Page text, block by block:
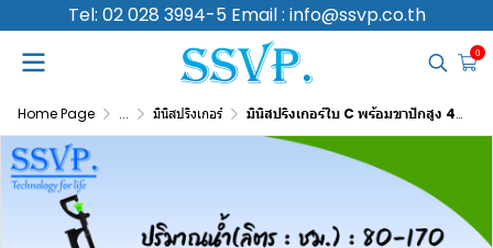
Tel: 02 028 3994-5 Email : info@ssvp.co.th
0
Home Page ... มินิสปริงเกอร์ มินิสปริงเกอร์ใบ C พร้อมขาปักสูง 40 ซม.+ สายไมโครยาว 60 ซม.+ วาล์ว รุ่นน้ำพุ่งไกล รหัสสินค้า 331-CV บรรจุ 10 ตัว